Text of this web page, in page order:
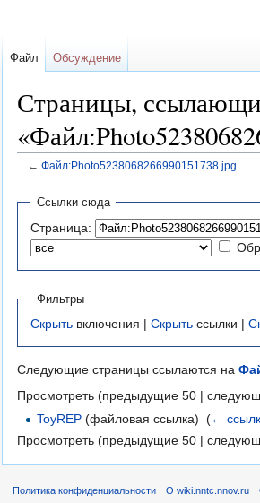
Страницы,
← Файл:Photo5238068266990151738.jpg
Перейти
навигации
Перейти
поиску
Ссылки сюда
Страница:
Фильтры
Скрыть включения | Скрыть ссылки |
Следующие страницы ссылаются на
Просмотреть (предыдущие 50 |
ToyREP (файловая ссылка) ‎(←
Просмотреть (предыдущие 50 |
Файл Обсуждение
Политика конфиденциальности О wiki.nntc.nnov.ru